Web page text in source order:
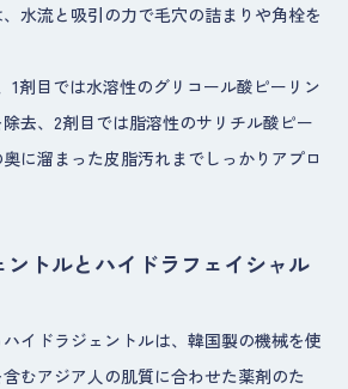
水流と吸引の力で毛穴の詰まりや角栓を
1剤目では水溶性のグリコール酸ピーリン
去、2剤目では脂溶性のサリチル酸ピー
に溜まった皮脂汚れまでしっかりアプロ
ントルとハイドラフェイシャル
イドラジェントルは、韓国製の機械を使
むアジア人の肌質に合わせた薬剤のた